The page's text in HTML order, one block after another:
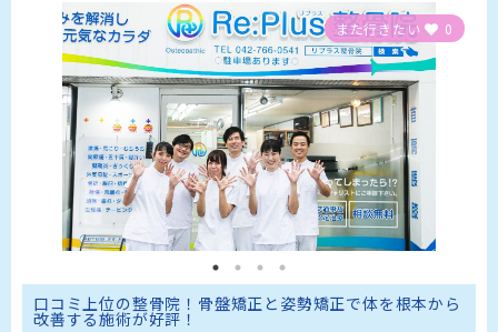
また行きたい 0
口コミ上位の整骨院！骨盤矯正と姿勢矯正で体を根本から
改善する施術が好評！